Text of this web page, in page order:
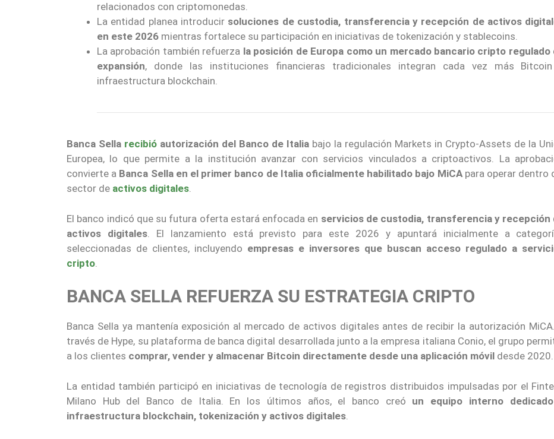
relacionados con criptomonedas.
La entidad planea introducir soluciones de custodia, transferencia y recepción de activos
en este 2026 mientras fortalece su participación en iniciativas de tokenización y stablecoins.
La aprobación también refuerza la posición de Europa como un mercado bancario cripto regulado
expansión, donde las instituciones financieras tradicionales integran cada vez más
infraestructura blockchain.
Banca Sella recibió autorización del Banco de Italia bajo la regulación Markets in Crypto-Assets de la
Europea, lo que permite a la institución avanzar con servicios vinculados a criptoactivos. La
convierte a Banca Sella en el primer banco de Italia oficialmente habilitado bajo MiCApara operar dentro
sector de activos digitales.
El banco indicó que su futura oferta estará enfocada en servicios de custodia, transferencia y recepción
activos digitales. El lanzamiento está previsto para este 2026 y apuntará inicialmente a
seleccionadas de clientes, incluyendo empresas e inversores que buscan acceso regulado a
cripto
BANCA SELLA REFUERZA SU ESTRATEGIA CRIPTO
Banca Sella ya mantenía exposición al mercado de activos digitales antes de recibir la autorización
través de Hype, su plataforma de banca digital desarrollada junto a la empresa italiana Conio, el grupo
a los clientes comprar, vender y almacenar Bitcoin directamente desde una aplicación móvil desde 2020.
La entidad también participó en iniciativas de tecnología de registros distribuidos impulsadas por el
Milano Hub del Banco de Italia. En los últimos años, el banco creó un equipo interno
infraestructura blockchain, tokenización y activos digitales